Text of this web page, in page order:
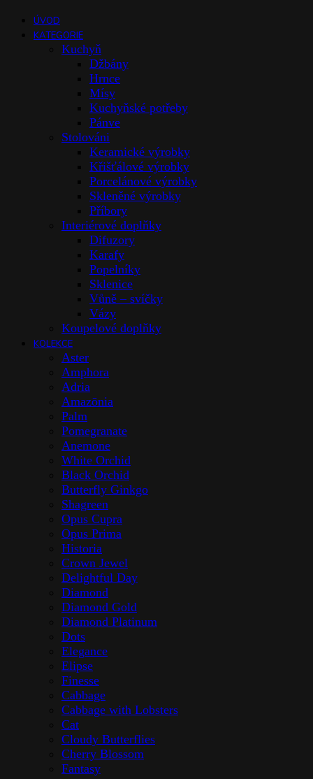
ÚVOD
KATEGORIE
Kuchyň
Džbány
Hrnce
Mísy
Kuchyňské potřeby
Pánve
Stolováni
Keramické výrobky
Křišťálové výrobky
Porcelánové výrobky
Skleněné výrobky
Příbory
Interiérové doplňky
Difuzory
Karafy
Popelníky
Sklenice
Vůně – svíčky
Vázy
Koupelové doplňky
KOLEKCE
Aster
Amphora
Adria
Amazōnia
Palm
Pomegranate
Anemone
White Orchid
Black Orchid
Butterfly Ginkgo
Shagreen
Opus Cupra
Opus Prima
Historia
Crown Jewel
Delightful Day
Diamond
Diamond Gold
Diamond Platinum
Dots
Elegance
Elipse
Finesse
Cabbage
Cabbage with Lobsters
Cat
Cloudy Butterflies
Cherry Blossom
Fantasy